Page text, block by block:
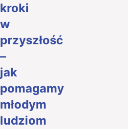
kroki
w
przyszłość
–
jak
pomagamy
młodym
ludziom